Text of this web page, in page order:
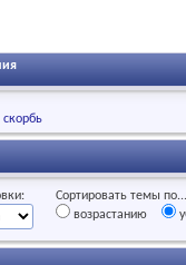
скорбь
Сортировать темы по...
возрастанию